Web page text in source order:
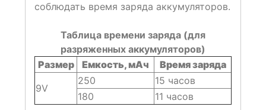
соблюдать время заряда аккумуляторов.
Таблица времени заряда (для
разряженных аккумуляторов)
Размер
Емкость, мАч
Время заряда
9V
250
15 часов
180
11 часов